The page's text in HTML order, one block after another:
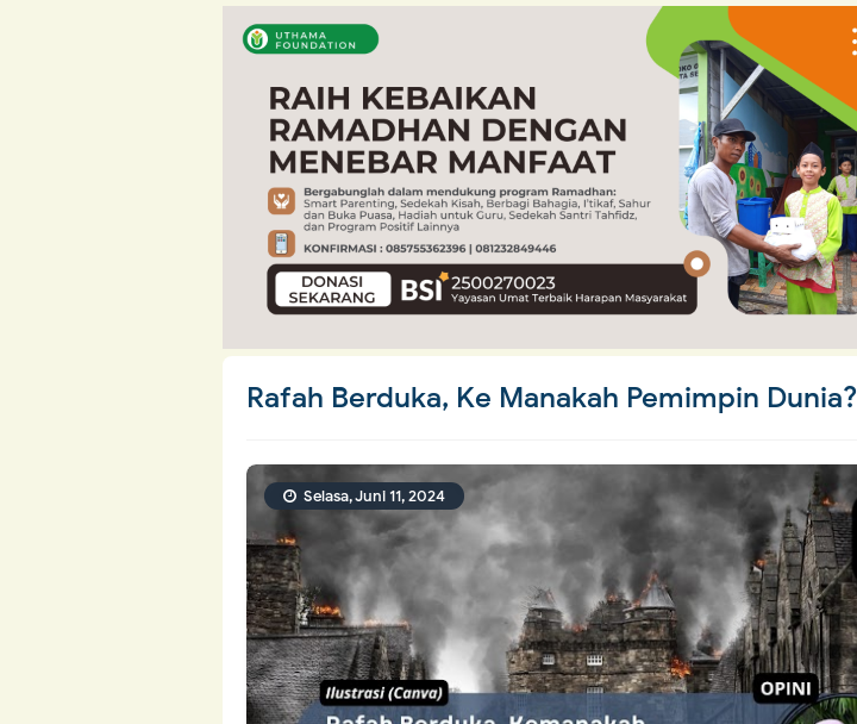
Rafah Berduka, Ke Manakah Pemimpin Dunia?
Selasa, Juni 11, 2024